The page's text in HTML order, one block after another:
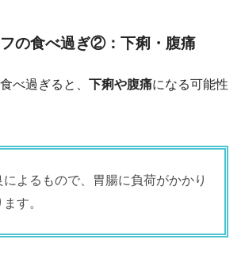
の食べ過ぎ②：下痢・腹痛
べ過ぎると、 下痢や腹痛になる可能性
によるもので、胃腸に負荷がかかり
す。